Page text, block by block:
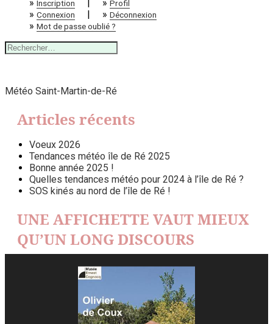
» Inscription | » Profil
» Connexion | » Déconnexion
» Mot de passe oublié ?
Rechercher :
Météo Saint-Martin-de-Ré
Articles récents
Voeux 2026
Tendances météo île de Ré 2025
Bonne année 2025 !
Quelles tendances météo pour 2024 à l’île de Ré ?
SOS kinés au nord de l’île de Ré !
UNE AFFICHETTE VAUT MIEUX
QU’UN LONG DISCOURS